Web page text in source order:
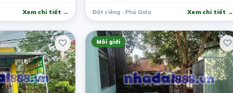
Xem chi tiết → Đất riêng · Phú Giáo Xem chi tiết →
Môi giới